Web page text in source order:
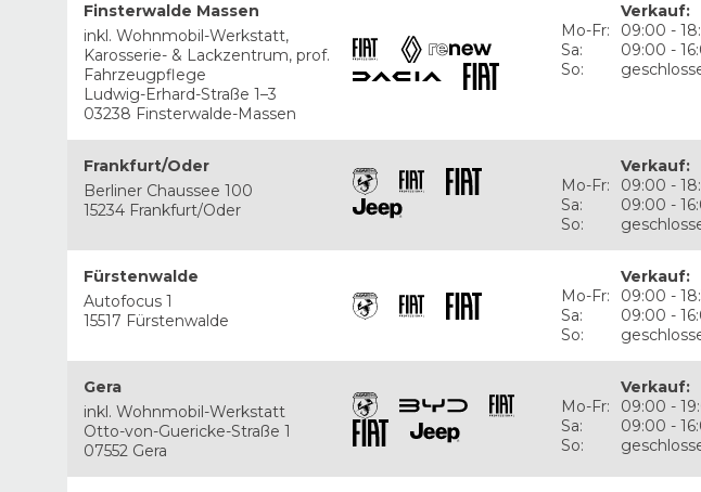
Finsterwalde Massen
inkl. Wohnmobil-Werkstatt,
Karosserie- & Lackzentrum, prof.
Fahrzeugpflege
Ludwig-Erhard-Straße 1–3
03238 Finsterwalde-Massen
Mo-Fr:
Sa:
So:
Verkauf:
09:00 -
09:00 -
Frankfurt/Oder
Berliner Chaussee 100
15234 Frankfurt/Oder
Mo-Fr:
Sa:
So:
Verkauf:
09:00 -
09:00 -
Fürstenwalde
Autofocus 1
15517 Fürstenwalde
Mo-Fr:
Sa:
So:
Verkauf:
09:00 -
09:00 -
Gera
inkl. Wohnmobil-Werkstatt
Otto-von-Guericke-Straße 1
07552 Gera
Mo-Fr:
Sa:
So:
Verkauf:
09:00 -
09:00 -